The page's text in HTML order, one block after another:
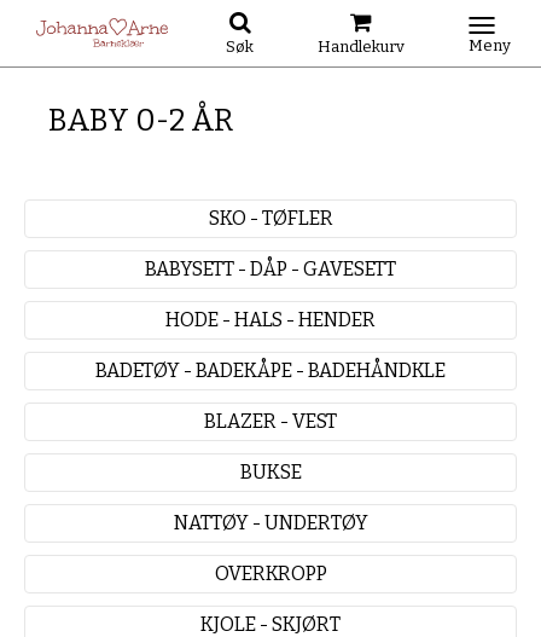
Søk Handlekurv Meny
BABY 0-2 ÅR
SKO - TØFLER
BABYSETT - DÅP - GAVESETT
HODE - HALS - HENDER
BADETØY - BADEKÅPE - BADEHÅNDKLE
BLAZER - VEST
BUKSE
NATTØY - UNDERTØY
OVERKROPP
KJOLE - SKJØRT